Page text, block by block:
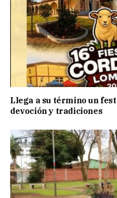
Llega a su término un
devoción y tradiciones